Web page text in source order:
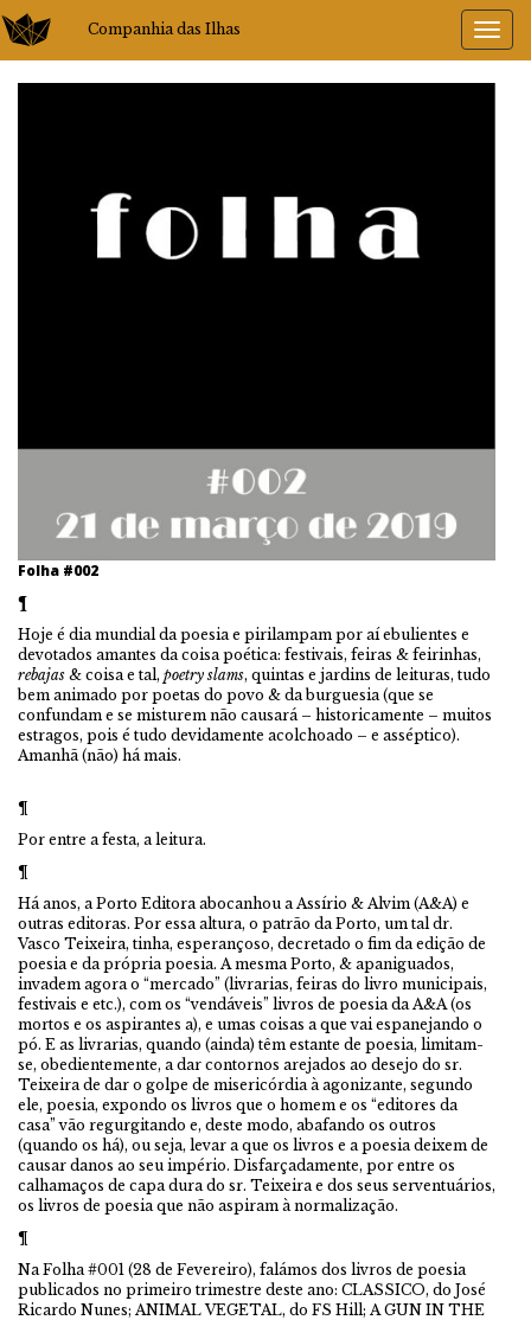
Companhia das Ilhas
Folha #002
¶
Hoje é dia mundial da poesia e pirilampam por aí ebulientes e
devotados amantes da coisa poética: festivais, feiras & feirinhas,
rebajas & coisa e tal, poetry slams, quintas e jardins de leituras, tudo
bem animado por poetas do povo & da burguesia (que se
confundam e se misturem não causará – historicamente – muitos
estragos, pois é tudo devidamente acolchoado – e asséptico).
Amanhã (não) há mais.
¶
Por entre a festa, a leitura.
¶
Há anos, a Porto Editora abocanhou a Assírio & Alvim (A&A) e
outras editoras. Por essa altura, o patrão da Porto, um tal dr.
Vasco Teixeira, tinha, esperançoso, decretado o fim da edição de
poesia e da própria poesia. A mesma Porto, & apaniguados,
invadem agora o “mercado” (livrarias, feiras do livro municipais,
festivais e etc.), com os “vendáveis” livros de poesia da A&A (os
mortos e os aspirantes a), e umas coisas a que vai espanejando o
pó. E as livrarias, quando (ainda) têm estante de poesia, limitam-
se, obedientemente, a dar contornos arejados ao desejo do sr.
Teixeira de dar o golpe de misericórdia à agonizante, segundo
ele, poesia, expondo os livros que o homem e os “editores da
casa” vão regurgitando e, deste modo, abafando os outros
(quando os há), ou seja, levar a que os livros e a poesia deixem de
causar danos ao seu império. Disfarçadamente, por entre os
calhamaços de capa dura do sr. Teixeira e dos seus serventuários,
os livros de poesia que não aspiram à normalização.
¶
Na Folha #001 (28 de Fevereiro), falámos dos livros de poesia
publicados no primeiro trimestre deste ano: CLASSICO, do José
Ricardo Nunes; ANIMAL VEGETAL, do FS Hill; A GUN IN THE